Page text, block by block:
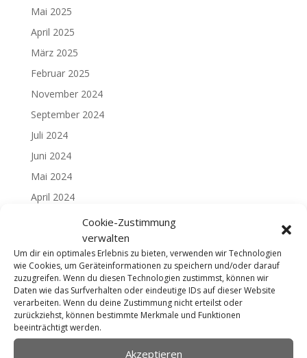
Cookie-Zustimmung
verwalten
Um dir ein optimales Erlebnis zu bieten, verwenden wir Technologien
wie Cookies, um Geräteinformationen zu speichern und/oder darauf
zuzugreifen. Wenn du diesen Technologien zustimmst, können wir
Daten wie das Surfverhalten oder eindeutige IDs auf dieser Website
verarbeiten. Wenn du deine Zustimmung nicht erteilst oder
zurückziehst, können bestimmte Merkmale und Funktionen
beeinträchtigt werden.
Akzeptieren
Mai 2025
April 2025
März 2025
Februar 2025
November 2024
September 2024
Juli 2024
Juni 2024
Mai 2024
April 2024
Februar 2024
Januar 2024
Oktober 2023
Juli 2023
Juni 2023
Mai 2023
April 2023